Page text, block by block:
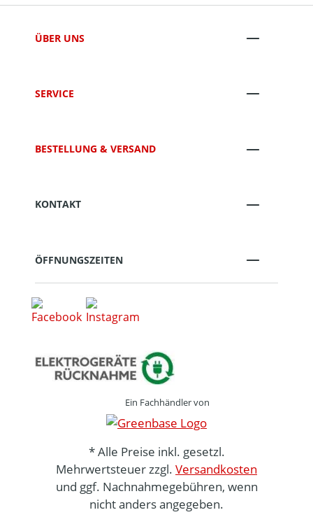
ÜBER UNS
SERVICE
BESTELLUNG & VERSAND
KONTAKT
ÖFFNUNGSZEITEN
Ein Fachhändler von
* Alle Preise inkl. gesetzl.
Mehrwertsteuer zzgl. Versandkosten
und ggf. Nachnahmegebühren, wenn
nicht anders angegeben.